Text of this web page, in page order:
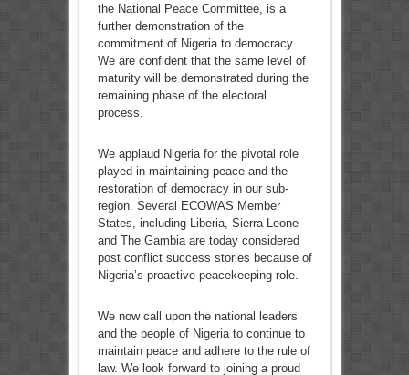
the National Peace Committee, is a
further demonstration of the
commitment of Nigeria to democracy.
We are confident that the same level of
maturity will be demonstrated during the
remaining phase of the electoral
process.
We applaud Nigeria for the pivotal role
played in maintaining peace and the
restoration of democracy in our sub-
region. Several ECOWAS Member
States, including Liberia, Sierra Leone
and The Gambia are today considered
post conflict success stories because of
Nigeria’s proactive peacekeeping role.
We now call upon the national leaders
and the people of Nigeria to continue to
maintain peace and adhere to the rule of
law. We look forward to joining a proud